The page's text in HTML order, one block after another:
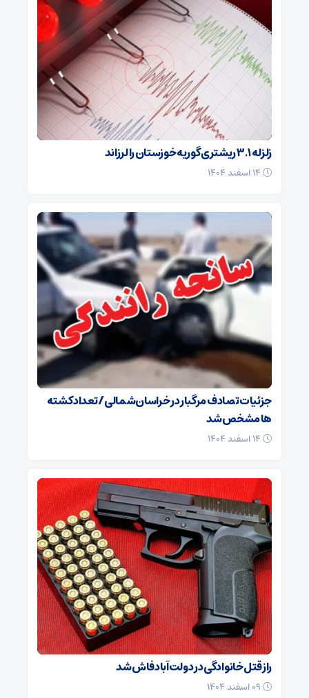
زلزله ۳.۱ ریشتری گوریه خوزستان را لرزاند
جزئیات تصادف مرگبار در خراسان‌شمالی/ تعداد کشته
ها مشخص شد
راز قتل خانوادگی در دولت‌آباد فاش شد